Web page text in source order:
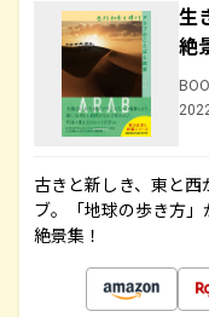
生
絶
古きと新しき、東と
ブ。「地球の歩き方
絶景集！